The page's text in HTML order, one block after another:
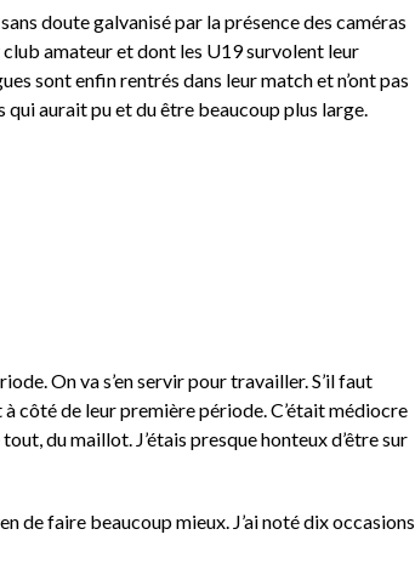
doute galvanisé par la présence des caméras
amateur et dont les U19 survolent leur
sont enfin rentrés dans leur match et n’ont pas
aurait pu et du être beaucoup plus large.
On va s’en servir pour travailler. S’il faut
côté de leur première période. C’était médiocre
du maillot. J’étais presque honteux d’être sur
de faire beaucoup mieux. J’ai noté dix occasions